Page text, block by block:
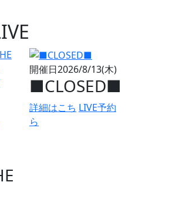
開催日2026/8/13(木)
■CLOSED■
詳細はこち
ら
LIVE予約